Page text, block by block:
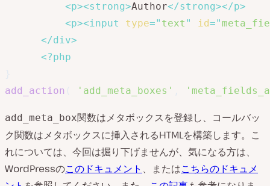
<p><strong>Author</strong></p>
<p><input type=" text " id="
</div>
<?php
add_action
'add_meta_boxes'
add_meta_box関数はメタボックスを登録し、コールバッ
ク関数はメタボックスに挿入されるHTMLを構築します。こ
れについては、今回は掘り下げませんが、気になる方は、
WordPressのこのドキュメント 、またはこちらのドキュメ